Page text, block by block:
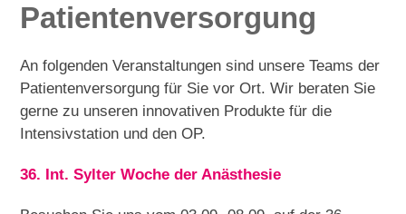
Patientenversorgung
An folgenden Veranstaltungen sind unsere Teams der
Patientenversorgung für Sie vor Ort. Wir beraten Sie
gerne zu unseren innovativen Produkte für die
Intensivstation und den OP.
36. Int. Sylter Woche der Anästhesie